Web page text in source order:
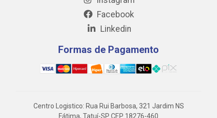
Facebook
Linkedin
Formas de Pagamento
Centro Logistico: Rua Rui Barbosa, 321 Jardim NS
Fátima, Tatuí-SP CEP 18276-460